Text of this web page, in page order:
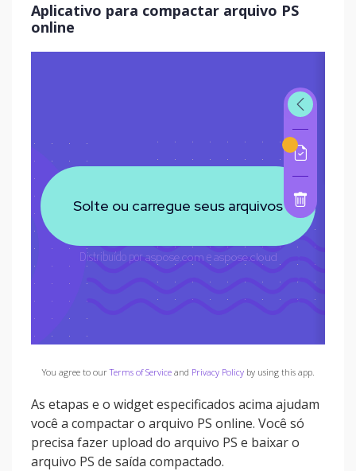
Aplicativo para compactar arquivo PS
online
You agree to ourTerms of Serviceand Privacy Policyby using this app.
As etapas e o widget especificados acima ajudam
você a compactar o arquivo PS online. Você só
precisa fazer upload do arquivo PS e baixar o
arquivo PS de saída compactado.